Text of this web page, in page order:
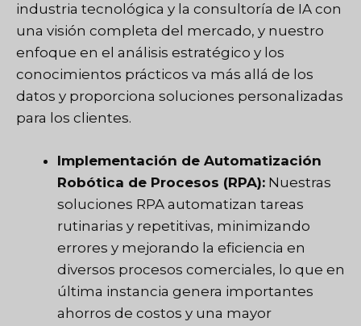
industria tecnológica y la consultoría de IA con
una visión completa del mercado, y nuestro
enfoque en el análisis estratégico y los
conocimientos prácticos va más allá de los
datos y proporciona soluciones personalizadas
para los clientes.
Implementación de Automatización
Robótica de Procesos (RPA): Nuestras
soluciones RPA automatizan tareas
rutinarias y repetitivas, minimizando
errores y mejorando la eficiencia en
diversos procesos comerciales, lo que en
última instancia genera importantes
ahorros de costos y una mayor